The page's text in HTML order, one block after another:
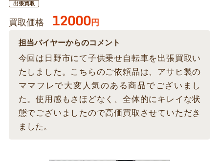
出張買取
買取価格 12000円
担当バイヤーからのコメント
今回は日野市にて子供乗せ自転車を出張買取い
たしました。こちらのご依頼品は、アサヒ製の
ママフレで大変人気のある商品でございまし
た。使用感もさほどなく、全体的にキレイな状
態でございましたので高価買取させていただき
ました。